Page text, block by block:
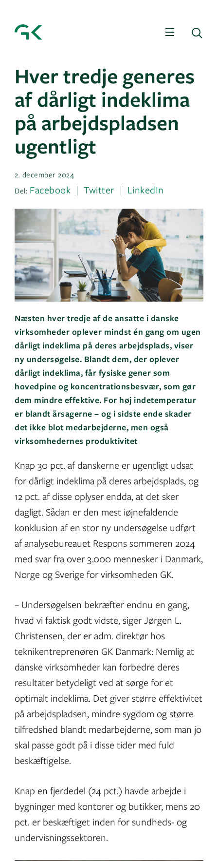
Menu
Hver tredje generes
af dårligt indeklima
på arbejdspladsen
ugentligt
2. december 2024
Del: Facebook Twitter LinkedIn
Næsten hver tredje af de ansatte i danske
virksomheder oplever mindst én gang om ugen
dårligt indeklima på deres arbejdsplads, viser
ny undersøgelse. Blandt dem, der oplever
dårligt indeklima, får fysiske gener som
hovedpine og koncentrationsbesvær, som gør
dem mindre effektive. For høj indetemperatur
er blandt årsagerne – og i sidste ende skader
det ikke blot medarbejderne, men også
virksomhedernes produktivitet
Knap 30 pct. af danskerne er ugentligt udsat
for dårligt indeklima på deres arbejdsplads, og
12 pct. af disse oplyser endda, at det sker
dagligt. Sådan er den mest iøjnefaldende
konklusion af en stor ny undersøgelse udført
af analysebureauet Respons sommeren 2024
med svar fra over 3.000 mennesker i Danmark,
Norge og Sverige for virksomheden GK.
– Undersøgelsen bekræfter endnu en gang,
hvad vi faktisk godt vidste, siger Jørgen L.
Christensen, der er adm. direktør hos
teknikentreprenøren GK Danmark: Nemlig at
danske virksomheder kan forbedre deres
resultater betydeligt ved at sørge for et
optimalt indeklima. Det giver større effektivitet
på arbejdspladsen, mindre sygdom og større
tilfredshed blandt medarbejderne, som man jo
skal passe godt på i disse tider med fuld
beskæftigelse.
Knap en fjerdedel (24 pct.) havde arbejde i
bygninger med kontorer og butikker, mens 20
pct. er beskæftiget inden for sundheds- og
undervisningssektoren.